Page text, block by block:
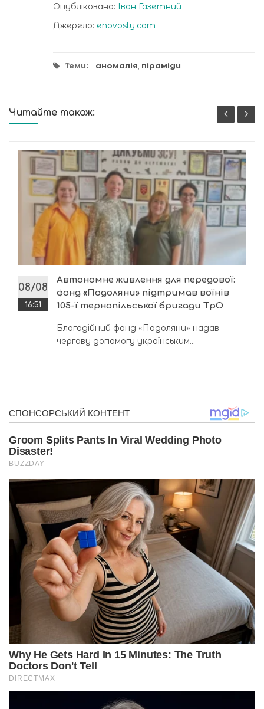
Опубліковано: Іван Газетний
Джерело: enovosty.com
Теми: аномалія піраміди
Читайте також:
08/08
16:51
Автономне живлення для передової:
фонд «Подоляни» підтримав воїнів
105-ї тернопільської бригади ТрО
Благодійний фонд «Подоляни» надав
чергову допомогу українським...